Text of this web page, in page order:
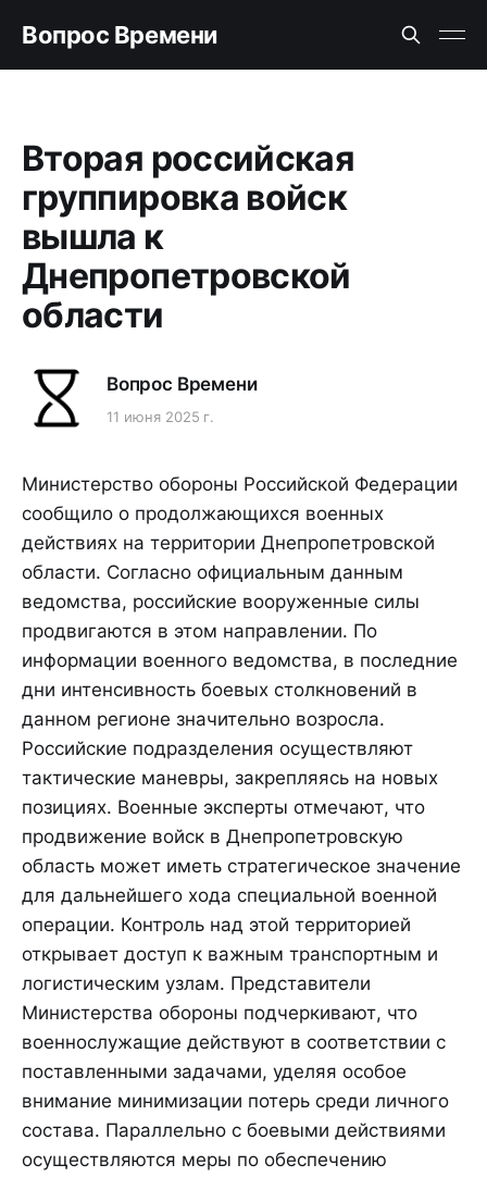
Вопрос Времени
Вторая российская
группировка войск
вышла к
Днепропетровской
области
Вопрос Времени
11 июня 2025 г.
Министерство обороны Российской Федерации
сообщило о продолжающихся военных
действиях на территории Днепропетровской
области. Согласно официальным данным
ведомства, российские вооруженные силы
продвигаются в этом направлении. По
информации военного ведомства, в последние
дни интенсивность боевых столкновений в
данном регионе значительно возросла.
Российские подразделения осуществляют
тактические маневры, закрепляясь на новых
позициях. Военные эксперты отмечают, что
продвижение войск в Днепропетровскую
область может иметь стратегическое значение
для дальнейшего хода специальной военной
операции. Контроль над этой территорией
открывает доступ к важным транспортным и
логистическим узлам. Представители
Министерства обороны подчеркивают, что
военнослужащие действуют в соответствии с
поставленными задачами, уделяя особое
внимание минимизации потерь среди личного
состава. Параллельно с боевыми действиями
осуществляются меры по обеспечению